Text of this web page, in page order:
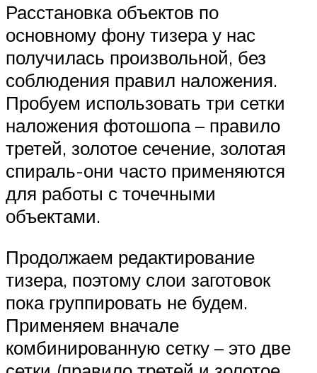
Расстановка объектов по
основному фону тизера у нас
получилась произвольной, без
соблюдения правил наложения.
Пробуем использовать три сетки
наложения фотошопа – правило
третей, золотое сечение, золотая
спираль-они часто применяются
для работы с точечными
объектами.
Продолжаем редактирование
тизера, поэтому слои заготовок
пока группировать не будем.
Применяем вначале
комбинированную сетку – это две